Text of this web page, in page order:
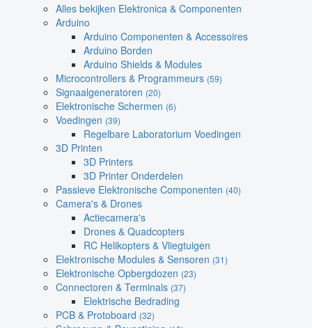
Alles bekijken Elektronica & Componenten
Arduino
Arduino Componenten & Accessoires
Arduino Borden
Arduino Shields & Modules
Microcontrollers & Programmeurs (59)
Signaalgeneratoren (20)
Elektronische Schermen (6)
Voedingen (39)
Regelbare Laboratorium Voedingen
3D Printen
3D Printers
3D Printer Onderdelen
Passieve Elektronische Componenten (40)
Camera's & Drones
Actiecamera's
Drones & Quadcopters
RC Helikopters & Vliegtuigen
Elektronische Modules & Sensoren (31)
Elektronische Opbergdozen (23)
Connectoren & Terminals (37)
Elektrische Bedrading
PCB & Protoboard (32)